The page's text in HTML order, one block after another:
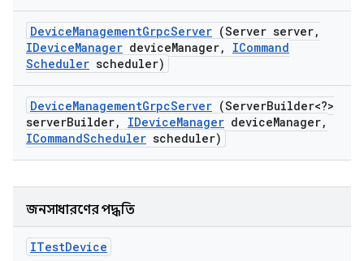
DeviceManagementGrpcServer (Server server,
IDeviceManager deviceManager,
ICommand
Scheduler scheduler)
DeviceManagementGrpcServer (ServerBuilder<?>
serverBuilder, IDeviceManager deviceManager,
ICommandScheduler scheduler)
জনসাধারণের পদ্ধতি
ITestDevice